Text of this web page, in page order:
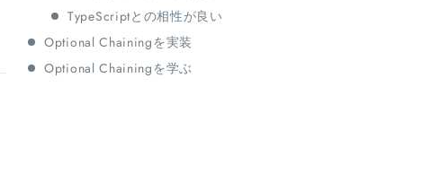
TypeScriptとの相性が良い
Optional Chainingを実装
Optional Chainingを学ぶ